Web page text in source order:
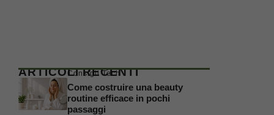
ARTICOLI RECENTI
Consigli Tech
Come costruire una beauty
routine efficace in pochi
passaggi